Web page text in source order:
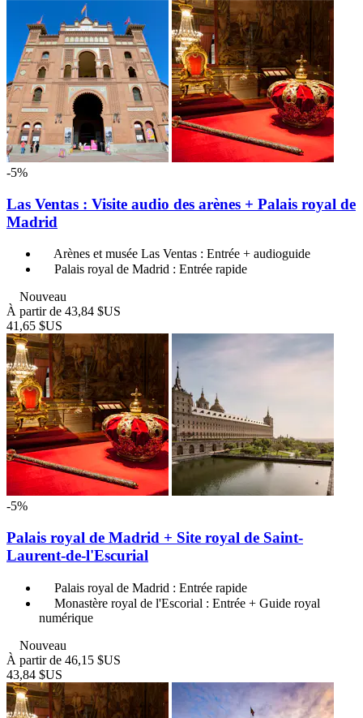
-5%
Las Ventas : Visite audio des arènes + Palais royal de
Madrid
Arènes et musée Las Ventas : Entrée + audioguide
Palais royal de Madrid : Entrée rapide
Nouveau
À partir de 43,84 $US
41,65 $US
-5%
Palais royal de Madrid + Site royal de Saint-
Laurent-de-l'Escurial
Palais royal de Madrid : Entrée rapide
Monastère royal de l'Escorial : Entrée + Guide royal
numérique
Nouveau
À partir de 46,15 $US
43,84 $US